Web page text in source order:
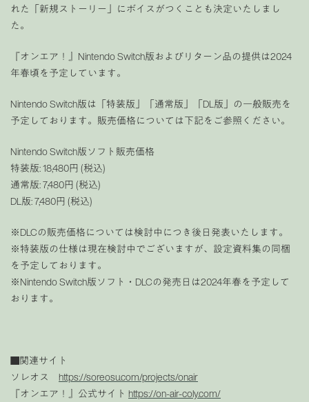
れた「新規ストーリー」にボイスがつくことも決定いたしまし
た。
『オンエア！』Nintendo Switch版およびリターン品の提供は2024
年春頃を予定しています。
Nintendo Switch版は「特装版」「通常版」「DL版」の一般販売を
予定しております。販売価格については下記をご参照ください。
Nintendo Switch版ソフト販売価格
特装版: 18,480円 (税込)
通常版: 7,480円 (税込)
DL版: 7,480円 (税込)
※DLCの販売価格については検討中につき後日発表いたします。
※特装版の仕様は現在検討中でございますが、設定資料集の同梱
を予定しております。
※Nintendo Switch版ソフト・DLCの発売日は2024年春を予定して
おります。
■関連サイト
ソレオス https://soreosu.com/projects/onair
『オンエア！』公式サイト https://on-air-coly.com/